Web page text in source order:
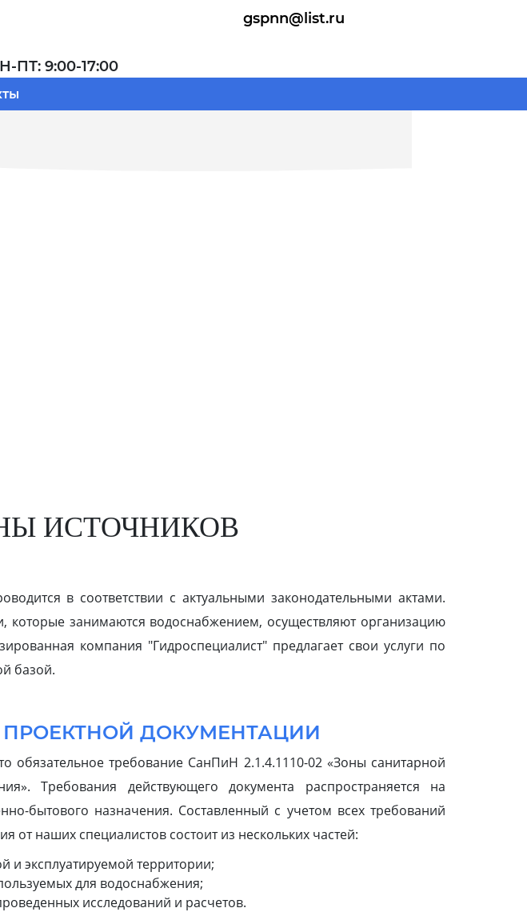
ПТ: 9:00-17:00
gspnn@list.ru
ИСТОЧНИКОВ
в соответствии с актуальными законодательными актами.
занимаются водоснабжением, осуществляют организацию
компания "Гидроспециалист" предлагает свои услуги по
базой.
ДОКУМЕНТАЦИИ
обязательное требование СанПиН 2.1.4.1110-02 «Зоны санитарной
Требования действующего документа распространяется на
бытового назначения. Составленный с учетом всех требований
наших специалистов состоит из нескольких частей:
и эксплуатируемой территории;
для водоснабжения;
исследований и расчетов.